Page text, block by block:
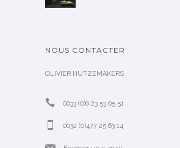
NOUS CONTACTER
OLIVIER HUTZEMAKERS
0033 (0)6 23 53 05 51
0032 (0)477 25 63 14